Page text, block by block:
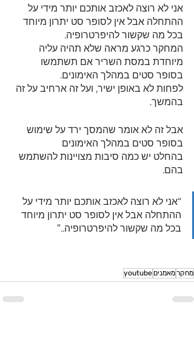
אני לא רוצה לאכזב אותכם יותר מידי על
ההתחלה אבל אין לסופר סט יתרון מיוחד
בכל מה שקשור להיפרטרופיה.
המחקר כרגע מראה שלא תהיה עליה
מיוחדת במסת השריר אם תשתמשו
בסופר סטים במהלך האימונים.
לפחות לא באופן ישיר, ועל זה ארחיב על זה
בהמשך.
אבל זה לא אומר שהמסך ירד על שימוש
בסופר סטים במהלך האימונים
בהחלט יש כמה סיבות מצויינות להשתמש
בהם.
“אני לא רוצה לאכזב אותכם יותר מידי על
ההתחלה אבל אין לסופר סט יתרון מיוחד
בכל מה שקשור להיפרטרופיה..”
מחקרמאמנים youtube